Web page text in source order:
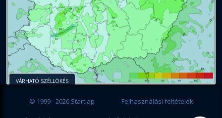
VÁRHATÓ SZÉLLÖKÉS
© 1999 - 2026 Startlap Felhasználási feltételek